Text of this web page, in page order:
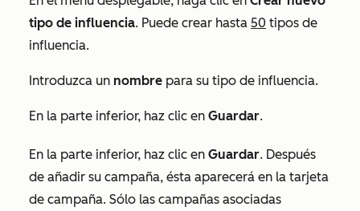
tipo de influencia. Puede crear hasta 50 tipos de
influencia.
Introduzca un nombre para su tipo de influencia.
En la parte inferior, haz clic en Guardar.
En la parte inferior, haz clic en Guardar. Después
de añadir su campaña, ésta aparecerá en la tarjeta
de campaña. Sólo las campañas asociadas